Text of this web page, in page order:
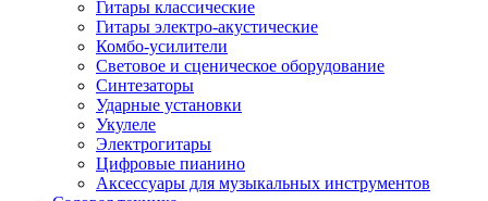
Гитары классические
Гитары электро-акустические
Комбо-усилители
Световое и сценическое оборудование
Синтезаторы
Ударные установки
Укулеле
Электрогитары
Цифровые пианино
Аксессуары для музыкальных инструментов